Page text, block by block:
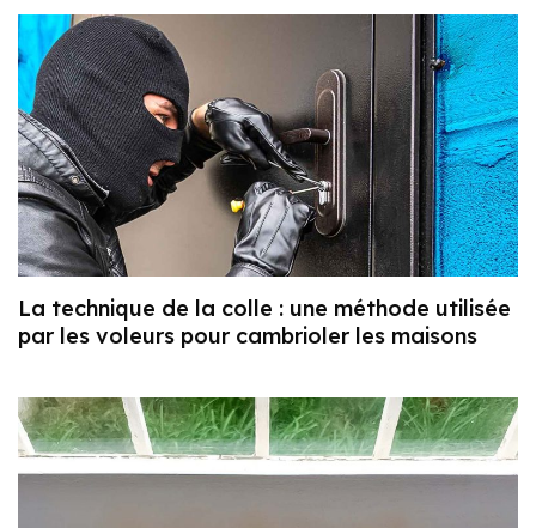
La technique de la colle : une méthode utilisée
par les voleurs pour cambrioler les maisons